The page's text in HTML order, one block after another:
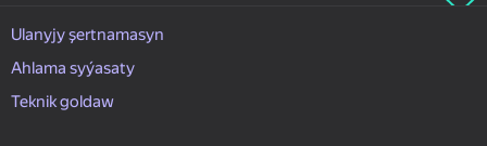
Ulanyjy şertnamasyn
Ahlama syýasaty
Teknik goldaw